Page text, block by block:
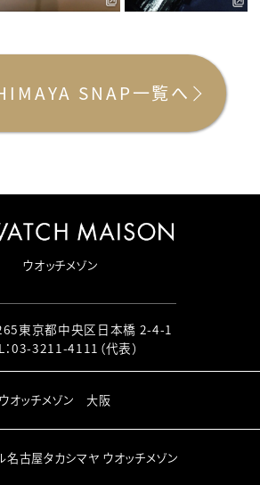
SNAP一覧へ
ウオッチメゾン
東京都中央区日本橋 2-4-1
03-3211-4111 （代表）
オッチメゾン 大阪
名古屋タカシマヤ ウオッチメゾン